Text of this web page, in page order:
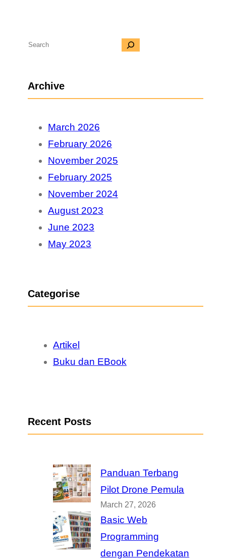
S
Archive
March 2026
February 2026
November 2025
February 2025
November 2024
August 2023
June 2023
May 2023
Categorise
Artikel
Buku dan EBook
Recent Posts
Panduan Terbang
Pilot Drone Pemula
March 27, 2026
Basic Web
Programming
dengan Pendekatan